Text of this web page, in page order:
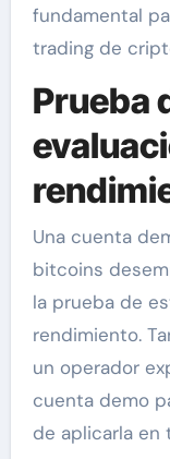
fundamental
trading de
Prueba
Una cuenta
bitcoins
la prueba de
rendimiento.
un operador
cuenta demo
de aplicarla en